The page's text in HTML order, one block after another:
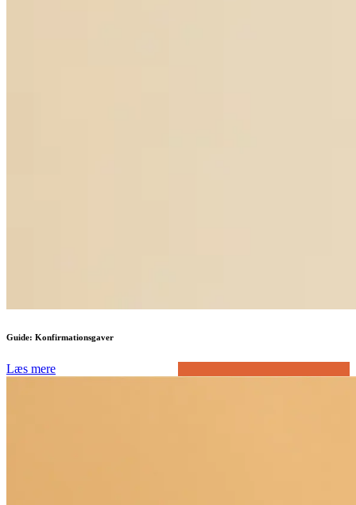
Guide: Konfirmationsgaver
Læs mere